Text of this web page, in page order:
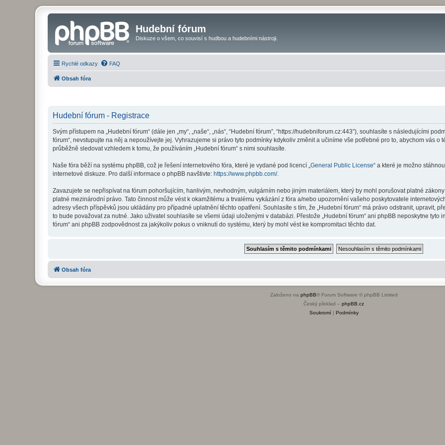
Hudební fórum
Diskuze o všem, co souvisí s hudbou a hudebními nástroji.
Rychlé odkazy FAQ
Obsah fóra
Hudební fórum - Registrace
Svým přístupem na „Hudební fórum“ (dále jen „my“, „naše“, „nás“, “Hudební fórum”, “https://hudebniforum.cz:443”), souhlasíte s následujícími
fórum“, nevstupujte na něj a nepoužívejte jej. Vyhrazujeme si právo tyto podmínky kdykoliv změnit a učiníme vše potřebné pro to, abychom vás o
průběžně sledovat vzhledem k tomu, že používáním „Hudební fórum“ s nimi souhlasíte.
Naše fóra běží na systému phpBB, což je řešení internetového fóra, které je vydané pod licencí „General Public License“ a které je možno
internetové diskuze. Pro další informace o phpBB navštivte: https://www.phpbb.com/.
Zavazujete se nepřispívat na fórum pohoršujícím, hanlivým, nevhodným, vulgárním nebo jiným materiálem, který by mohl porušovat platné
platné mezinárodní právo. Tato činnost může vést k okamžitému a trvalému vykázání z fóra a/nebo upozornění vašeho poskytovatele
adresy všech příspěvků jsou ukládány pro případné uplatnění těchto opatření. Souhlasíte s tím, že „Hudební fórum“ má právo odstranit, upravit,
to bude považovat za nutné. Jako uživatel souhlasíte se všemi údaji uloženými v databázi. Přestože „Hudební fórum“ ani phpBB neposkytne tyto
fórum“ ani phpBB zodpovědnost za jakýkoliv pokus o vniknutí do systému, který by mohl vést ke kompromitaci těchto dat.
Obsah fóra
Založeno na phpBB® Forum Software © phpBB Limited
Český překlad – phpBB.cz
Soukromí| Podmínky